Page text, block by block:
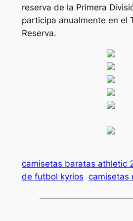
reserva de la Primera
participa anualmente en el
Reserva.
camisetas baratas athletic
de futbol kyrios camisetas